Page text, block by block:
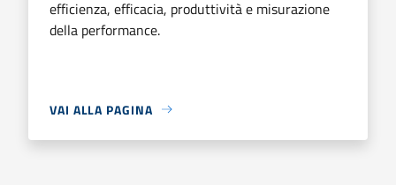
efficienza, efficacia, produttività e misurazione
della performance.
VAI ALLA PAGINA